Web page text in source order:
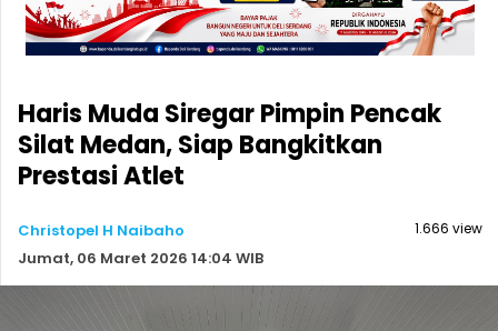
Haris Muda Siregar Pimpin Pencak
Silat Medan, Siap Bangkitkan
Prestasi Atlet
Christopel H Naibaho
Jumat, 06 Maret 2026 14:04 WIB
1.666 view